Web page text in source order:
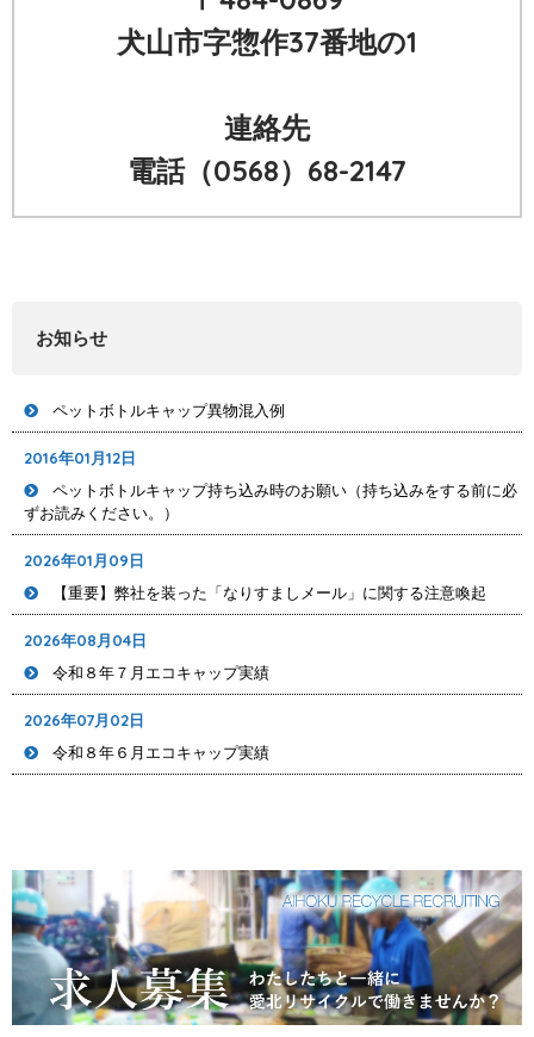
犬山市字惣作37番地の1
連絡先
電話（0568）68-2147
お知らせ
ペットボトルキャップ異物混入例
2016年01月12日
ペットボトルキャップ持ち込み時のお願い（持ち込みをする前に必
ずお読みください。）
2026年01月09日
【重要】弊社を装った「なりすましメール」に関する注意喚起
2026年08月04日
令和８年７月エコキャップ実績
2026年07月02日
令和８年６月エコキャップ実績